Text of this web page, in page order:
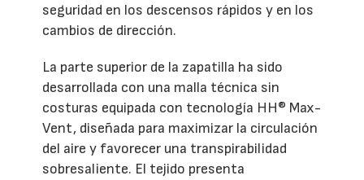
seguridad en los descensos rápidos y en los
cambios de dirección.
La parte superior de la zapatilla ha sido
desarrollada con una malla técnica sin
costuras equipada con tecnología HH® Max-
Vent, diseñada para maximizar la circulación
del aire y favorecer una transpirabilidad
sobresaliente. El tejido presenta